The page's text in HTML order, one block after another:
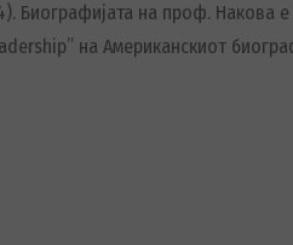
Биографијата на проф. Накова е
на Американскиот